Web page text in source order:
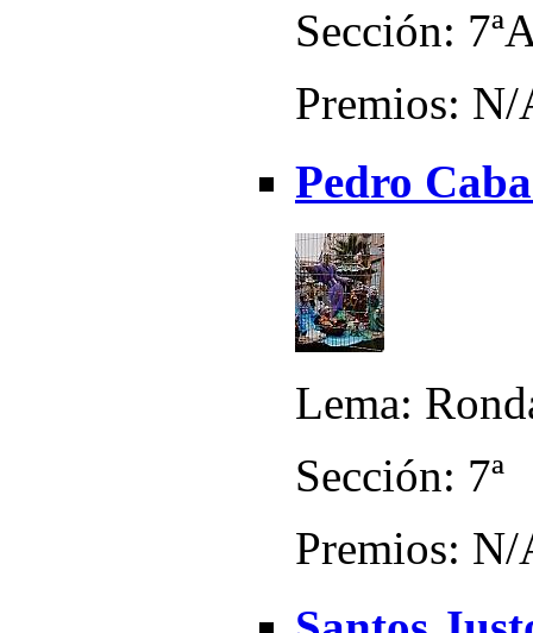
Sección:
Premios: N/
Pedro
Lema:
Sección: 7ª
Premios: N/